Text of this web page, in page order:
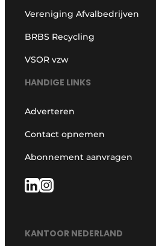
Vereniging Afvalbedrijven
BRBS Recycling
VSOR vzw
HANDIGE LINKS
Adverteren
Contact opnemen
Abonnement aanvragen
KANTOOR NEDERLAND